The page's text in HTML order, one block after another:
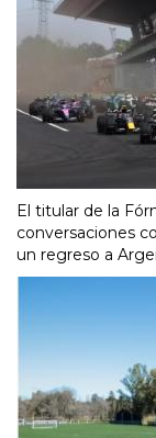
El titular de la
conversaciones
un regreso a